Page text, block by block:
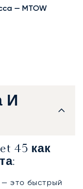
— MTOW
И
45 как
это быстрый